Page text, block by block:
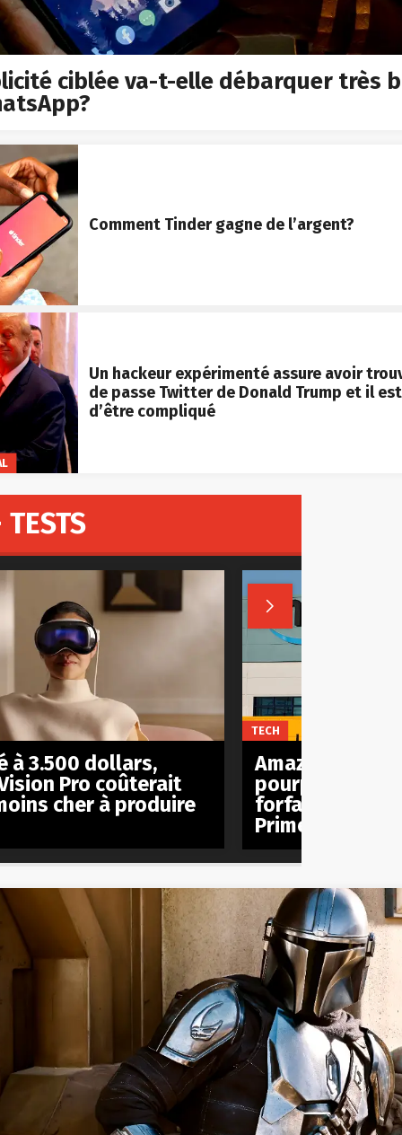
ciblée va-t-elle débarquer très
Comment Tinder gagne de l’argent?
Un hackeur expérimenté assure avoir
de passe Twitter de Donald Trump et il
d’être compliqué

à 3.500 dollars,
Pro coûterait
cher à produire
TECH
Amazon est
pourparlers
forfait mobile
Prime